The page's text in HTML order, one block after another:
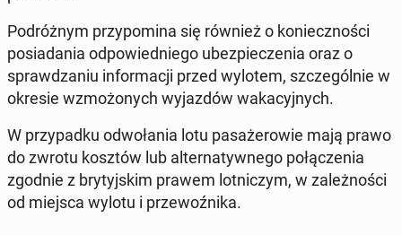
Po­dróż­nym przy­po­mi­na się również o ko­niecz­no­ści
po­sia­da­nia od­po­wied­nie­go ubez­pie­cze­nia oraz o
spraw­dza­niu in­for­ma­cji przed wylotem, szcze­gól­nie w
okresie wzmo­żo­nych wy­jaz­dów wa­ka­cyj­nych.
W przy­pad­ku od­wo­ła­nia lotu pa­sa­że­ro­wie mają prawo
do zwrotu kosztów lub al­ter­na­tyw­ne­go po­łą­cze­nia
zgodnie z bry­tyj­skim prawem lot­ni­czym, w za­leż­no­ści
od miejsca wylotu i prze­woź­ni­ka.